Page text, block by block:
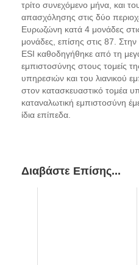
τρίτο συνεχόμενο μήνα, και
απασχόλησης στις δύο
Ευρωζώνη κατά 4 μονάδες
μονάδες, επίσης στις 87.
ESI καθοδηγήθηκε από τη
εμπιστοσύνης στους τομείς
υπηρεσιών και του λιανικού
στον κατασκευαστικό τομέα
καταναλωτική εμπιστοσύνη
ίδια επίπεδα.
Διαβάστε Επίσης...